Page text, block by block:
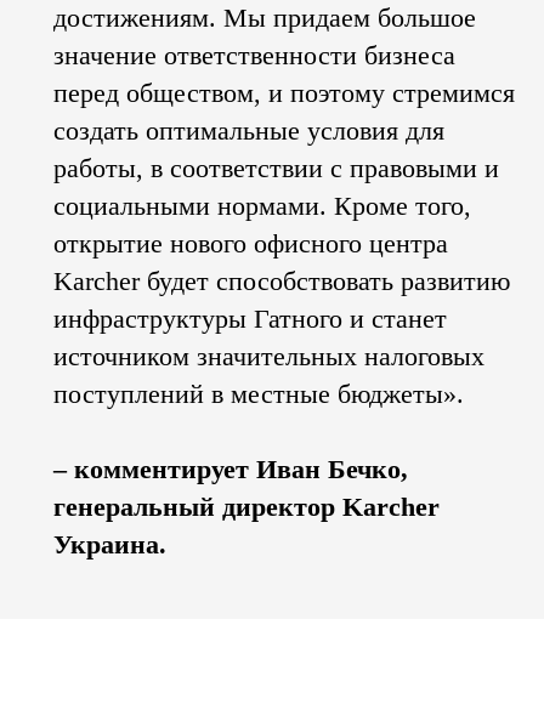
достижениям. Мы придаем большое
значение ответственности бизнеса
перед обществом, и поэтому стремимся
создать оптимальные условия для
работы, в соответствии с правовыми и
социальными нормами. Кроме того,
открытие нового офисного центра
Karcher будет способствовать развитию
инфраструктуры Гатного и станет
источником значительных налоговых
поступлений в местные бюджеты».
– комментирует Иван Бечко,
генеральный директор Karcher
Украина.